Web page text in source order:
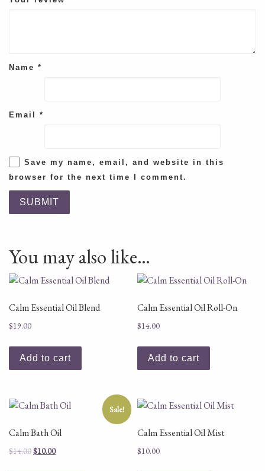
Name *
Email *
Save my name, email, and website in this
browser for the next time I comment.
You may also like…
Calm Essential Oil Blend
$19.00
Add to cart
Calm Essential Oil Roll-On
$14.00
Add to cart
Sale!
Calm Bath Oil
$14.00Original price was: $14.00.
$10.00Current price is: $10.00.
Calm Essential Oil Mist
$10.00